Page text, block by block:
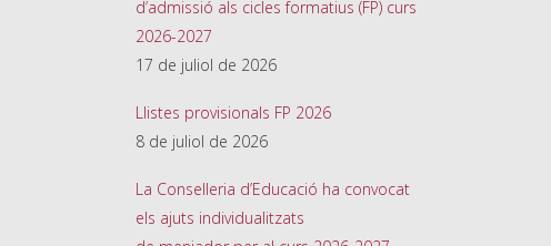
d’admissió als cicles formatius (FP) curs
2026-2027
17 de juliol de 2026
Llistes provisionals FP 2026
8 de juliol de 2026
La Conselleria d’Educació ha convocat
els ajuts individualitzats